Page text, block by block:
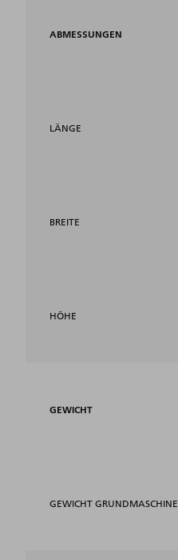
ABMESSUNGEN
LÄNGE
BREITE
HÖHE
GEWICHT
GEWICHT GRUNDMASCHINE